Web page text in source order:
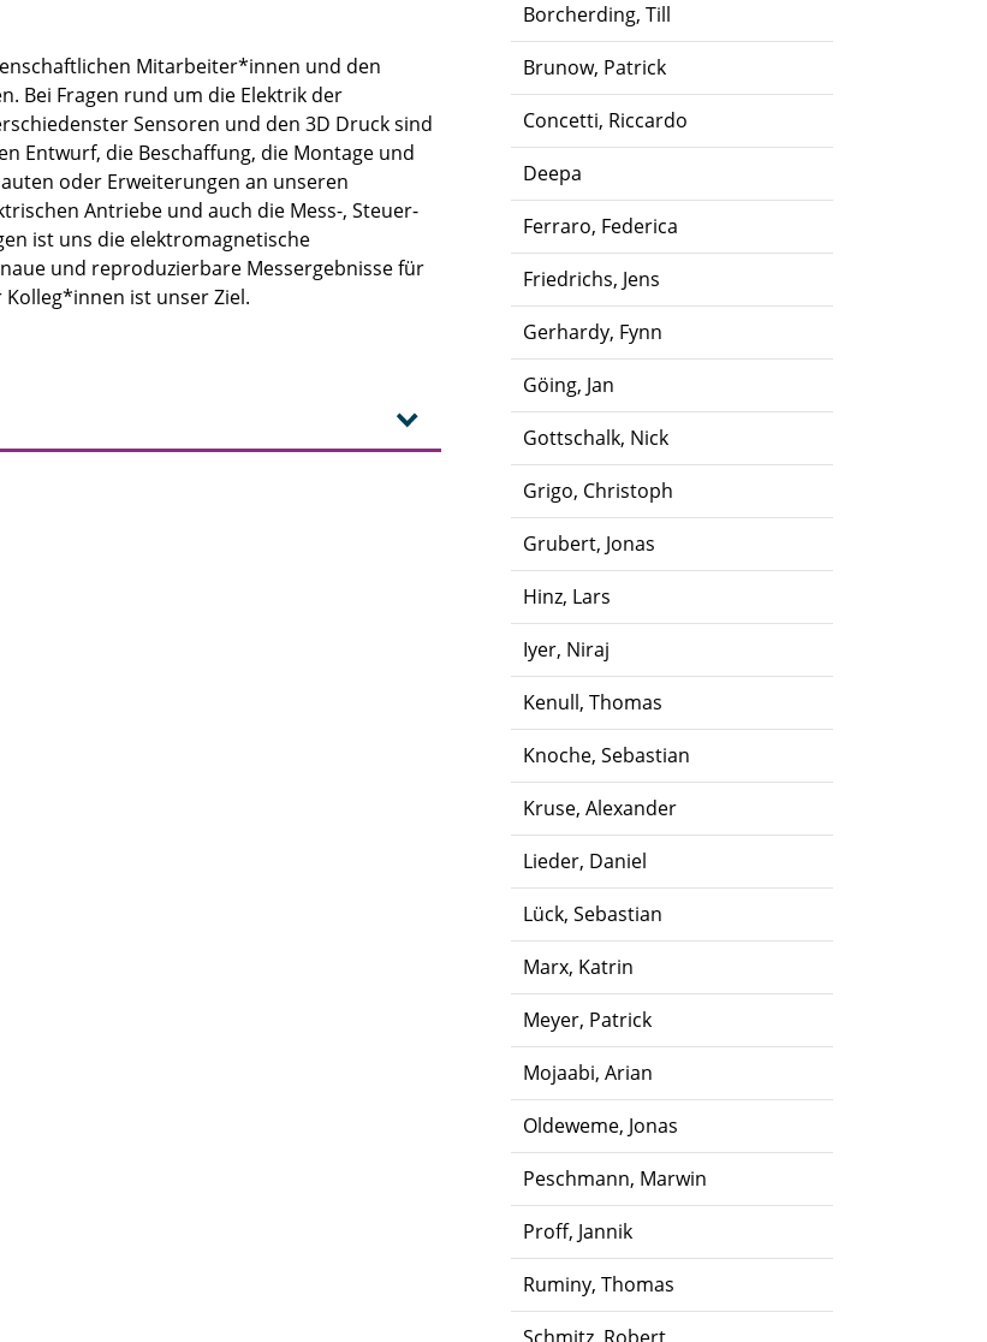
Borcherding, Till
Brunow, Patrick
Concetti, Riccardo
Deepa
Ferraro, Federica
Friedrichs, Jens
Gerhardy, Fynn
Göing, Jan
Gottschalk, Nick
Grigo, Christoph
Grubert, Jonas
Hinz, Lars
Iyer, Niraj
Kenull, Thomas
Knoche, Sebastian
Kruse, Alexander
Lieder, Daniel
Lück, Sebastian
Marx, Katrin
Meyer, Patrick
Mojaabi, Arian
Oldeweme, Jonas
Peschmann, Marwin
Proff, Jannik
Ruminy, Thomas
Mitarbeiter*innen und den
Bei Fragen rund um die Elektrik der
Sensoren und den 3D Druck sind
Entwurf, die Beschaffung, die Montage und
oder Erweiterungen an unseren
Antriebe und auch die Mess-, Steuer-
ist uns die elektromagnetische
und reproduzierbare Messergebnisse für
ist unser Ziel.